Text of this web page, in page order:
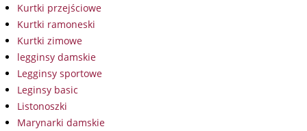
Kurtki przejściowe
Kurtki ramoneski
Kurtki zimowe
legginsy damskie
Legginsy sportowe
Leginsy basic
Listonoszki
Marynarki damskie